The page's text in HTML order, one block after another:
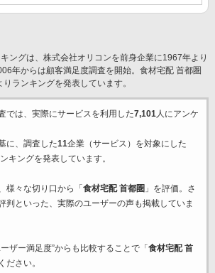
ングは、株式会社オリコンを前身企業に1967年より
年からは顧客満足度調査を開始。食材宅配 首都圏
ランキングを発表しています。
では、実際にサービスを利用した7,101人にアンケ
に、調査した11企業（サービス）を対象にした
ンキングを発表しています。
様々な切り口から「 食材宅配 首都圏 」を評価。さ
判といった、実際のユーザーの声も掲載していま
ザー満足度”からも比較することで「 食材宅配 首
ださい。